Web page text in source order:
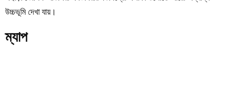
উচ্চভূমি দেখা যায়।
ম্যাপ